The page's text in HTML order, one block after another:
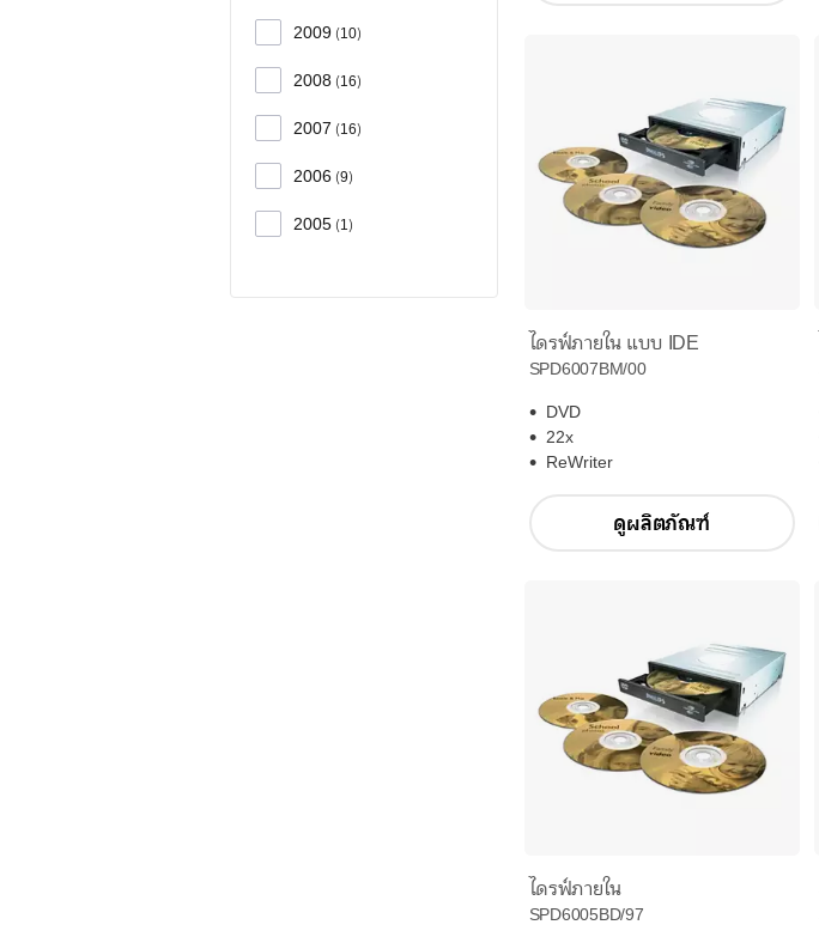
2009 10
2008 16
2007 16
2006 9
2005 1
ไดรฟ์ภายใน แบบ IDE
SPD6007BM/00
DVD
22x
ReWriter
ดูผลิตภัณฑ์
ไดรฟ์ภายใน
SPD6005BD/97